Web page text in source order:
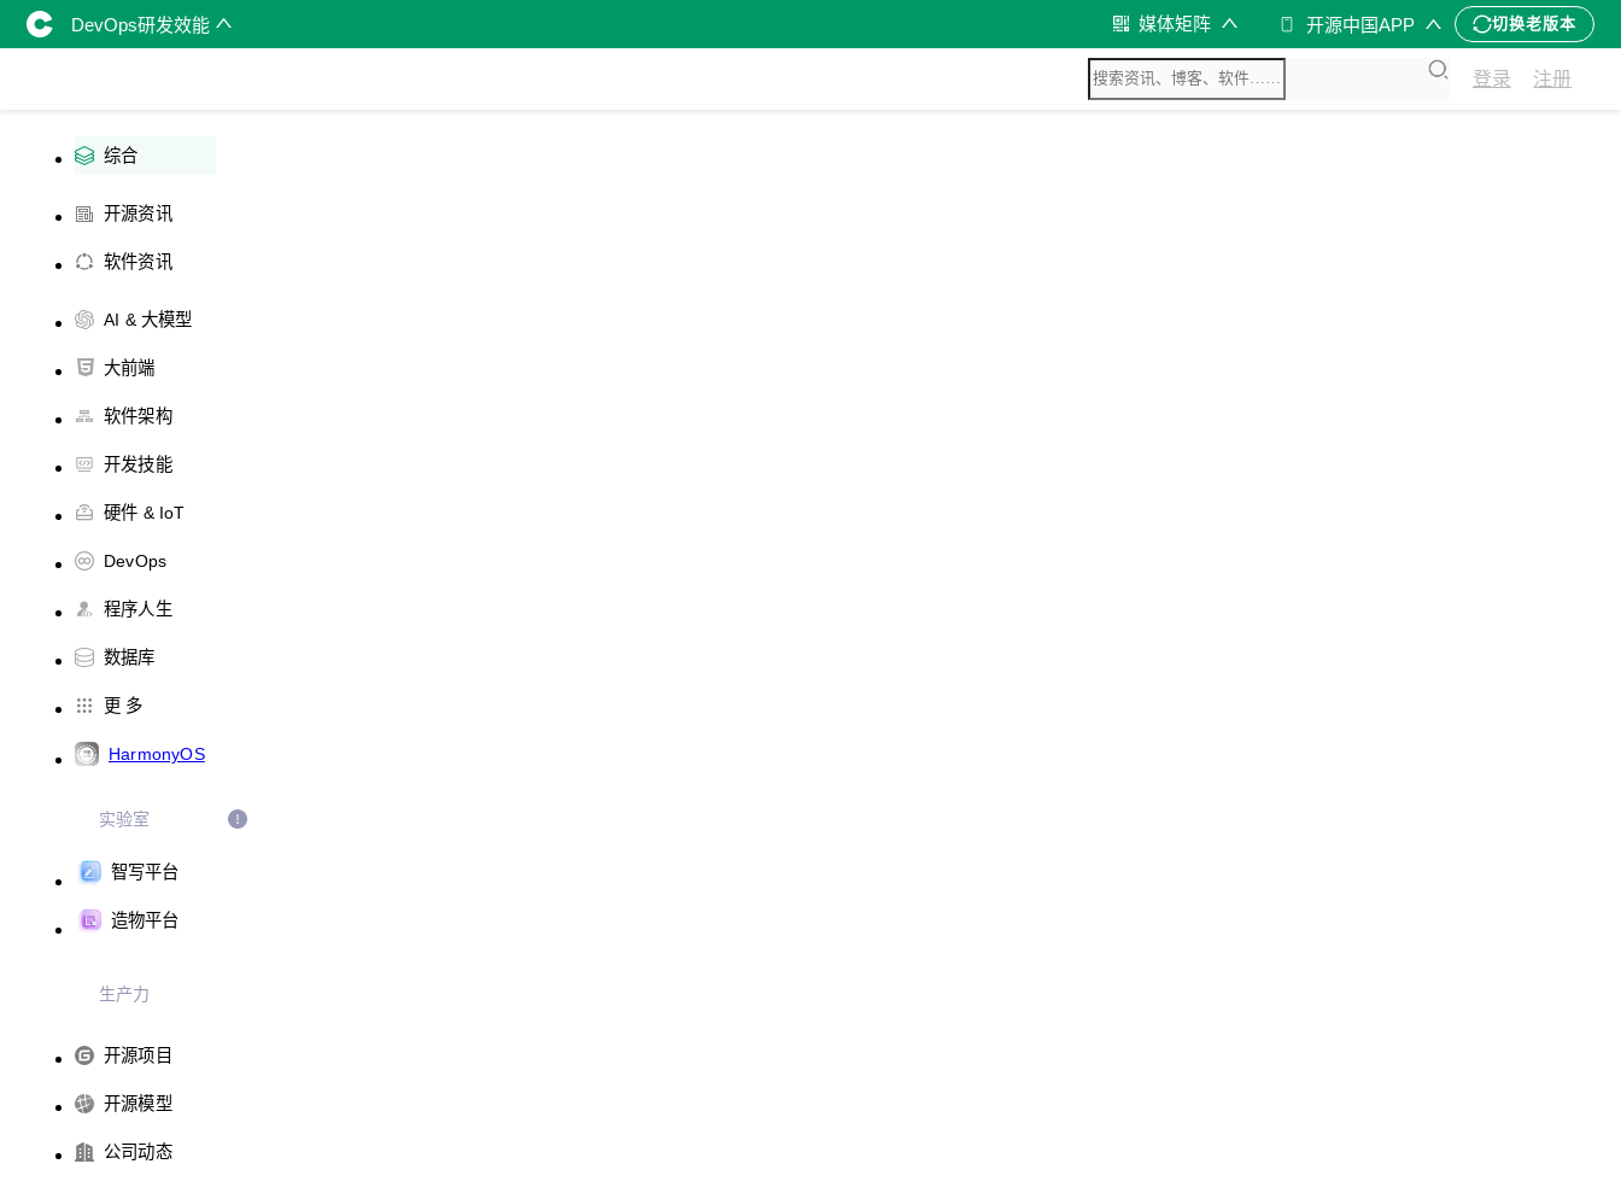
DevOps研发效能 媒体矩阵 开源中国APP 切换老版本
登录 注册
综合
开源资讯
软件资讯
AI & 大模型
大前端
软件架构
开发技能
硬件 & IoT
DevOps
程序人生
数据库
更 多
HarmonyOS
实验室
智写平台
造物平台
生产力
开源项目
开源模型
公司动态